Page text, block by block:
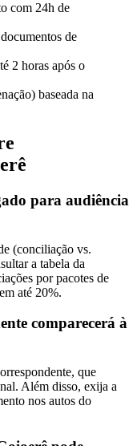
com 24h de
de
2 horas após o
baseada na
para audiência
(conciliação vs.
a tabela da
por pacotes de
até 20%.
comparecerá à
que
Além disso, exija a
nos autos do